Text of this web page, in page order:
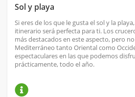
Sol y playa
Si eres de los que le gusta el sol y la
itinerario será perfecta para ti. Los
más destacados en este aspecto, pero
Mediterráneo tanto Oriental como
espectaculares en las que podemos
prácticamente, todo el año.